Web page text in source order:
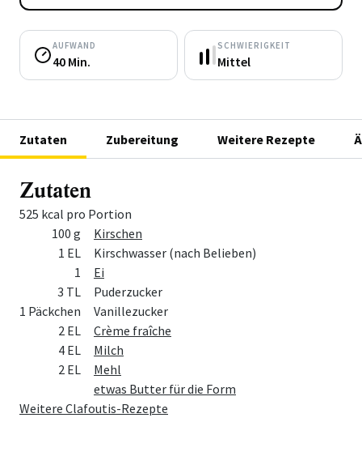
AUFWAND
40 Min.
SCHWIERIGKEIT
Mittel
Zutaten Zubereitung Weitere Rezepte
Zutaten
525 kcal pro Portion
MengeZutat
100 g
Kirschen
1 EL
Kirschwasser (nach Belieben)
1
Ei
3 TL
Puderzucker
1 Päckchen
Vanillezucker
2 EL
Crème fraîche
4 EL
Milch
2 EL
Mehl
etwas Butter für die Form
Weitere Clafoutis-Rezepte